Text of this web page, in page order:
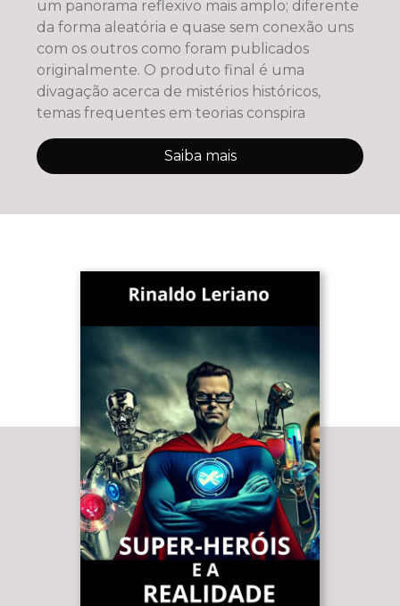
um panorama reflexivo mais amplo; diferente
da forma aleatória e quase sem conexão uns
com os outros como foram publicados
originalmente. O produto final é uma
divagação acerca de mistérios históricos,
temas frequentes em teorias conspira
Saiba mais